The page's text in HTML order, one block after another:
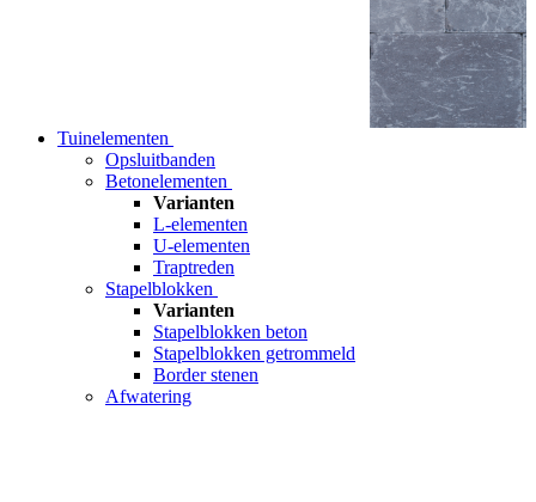
Tuinelementen
Opsluitbanden
Betonelementen
Varianten
L-elementen
U-elementen
Traptreden
Stapelblokken
Varianten
Stapelblokken beton
Stapelblokken getrommeld
Border stenen
Afwatering